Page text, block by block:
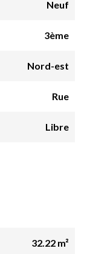
Neuf
3ème
Nord-est
Rue
Libre
32.22 m²